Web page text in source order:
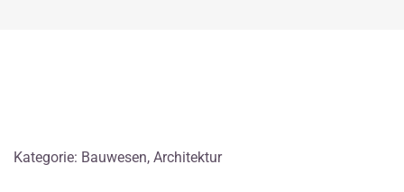
Kategorie: Bauwesen, Architektur